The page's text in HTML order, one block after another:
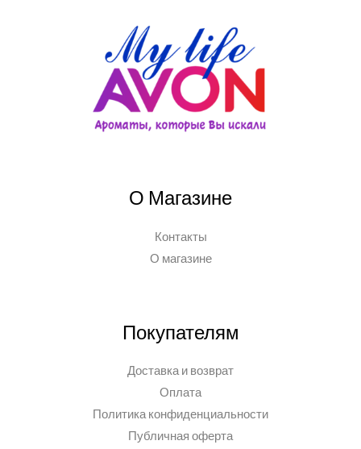
О Магазине
Контакты
О магазине
Покупателям
Доставка и возврат
Оплата
Политика конфиденциальности
Публичная оферта